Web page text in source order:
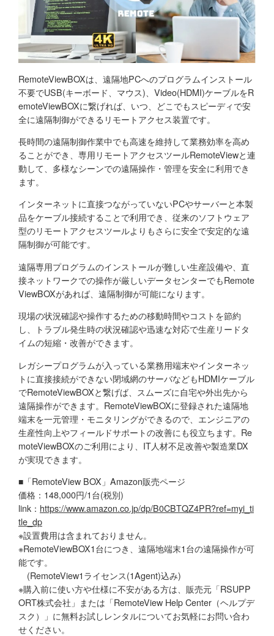
RemoteViewBOXは、遠隔地PCへのプログラムインストール
不要でUSB(キーボード、マウス)、Video(HDMI)ケーブルをR
emoteViewBOXに繋げれば、いつ、どこでもスピーディで安
全に遠隔制御ができるリモートアクセス装置です。
長時間の遠隔制御作業中でも高速を維持して業務効率を高め
ることができ、専用リモートアクセスツールRemoteViewと連
動して、多様なシーンでの遠隔操作・管理を安全に利用でき
ます。
インターネットに直接つながっていないPCやサーバーと本製
品をケーブル接続することで利用でき、従来のソフトウェア
型のリモートアクセスツールよりもさらに安全で安定的な遠
隔制御が可能です。
遠隔専用プログラムのインストールが難しい生産設備や、直
接ネットワークでの操作が厳しいデータセンターでもRemote
ViewBOXがあれば、遠隔制御が可能になります。
現場の状況確認や操作するための移動時間やコストを節約
し、トラブル発生時の状況確認や迅速な対応で生産リードタ
イムの短縮・改善ができます。
レガシープログラムが入っている業務用端末やインターネッ
トに直接接続ができない閉域網のサーバなどもHDMIケーブル
でRemoteViewBOXと繋げば、スムーズに自宅や外出先から
遠隔操作ができます。RemoteViewBOXに登録された遠隔地
端末を一元管理・モニタリングができるので、エンジニアの
生産性向上やフィールドサポートの改善にも役立ちます。Re
moteViewBOXのご利用により、IT人材不足改善や製造業DX
が実現できます。
■「RemoteView BOX」Amazon販売ページ
価格：148,000円/1台(税別)
link： https://www.amazon.co.jp/dp/B0CBTQZ4PR?ref=myi_ti
tle_dp
※設置費用は含まれておりません。
※RemoteViewBOX1台につき、遠隔地端末1台の遠隔操作が可
能です。
(RemoteView1ライセンス(1Agent)込み)
※購入前に使い方や仕様に不安がある方は、販売元「RSUPP
ORT株式会社」または「RemoteView Help Center（ヘルプデ
スク）」に無料お試しレンタルについてお気軽にお問い合わ
せください。